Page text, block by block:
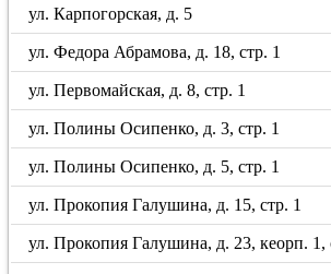
ул. Карпогорская, д. 5
ул. Федора Абрамова, д. 18, стр. 1
ул. Первомайская, д. 8, стр. 1
ул. Полины Осипенко, д. 3, стр. 1
ул. Полины Осипенко, д. 5, стр. 1
ул. Прокопия Галушина, д. 15, стр. 1
ул. Прокопия Галушина, д. 23, кеорп. 1,